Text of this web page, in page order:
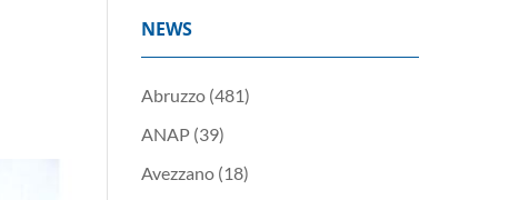
NEWS
Abruzzo(481)
ANAP(39)
Avezzano(18)